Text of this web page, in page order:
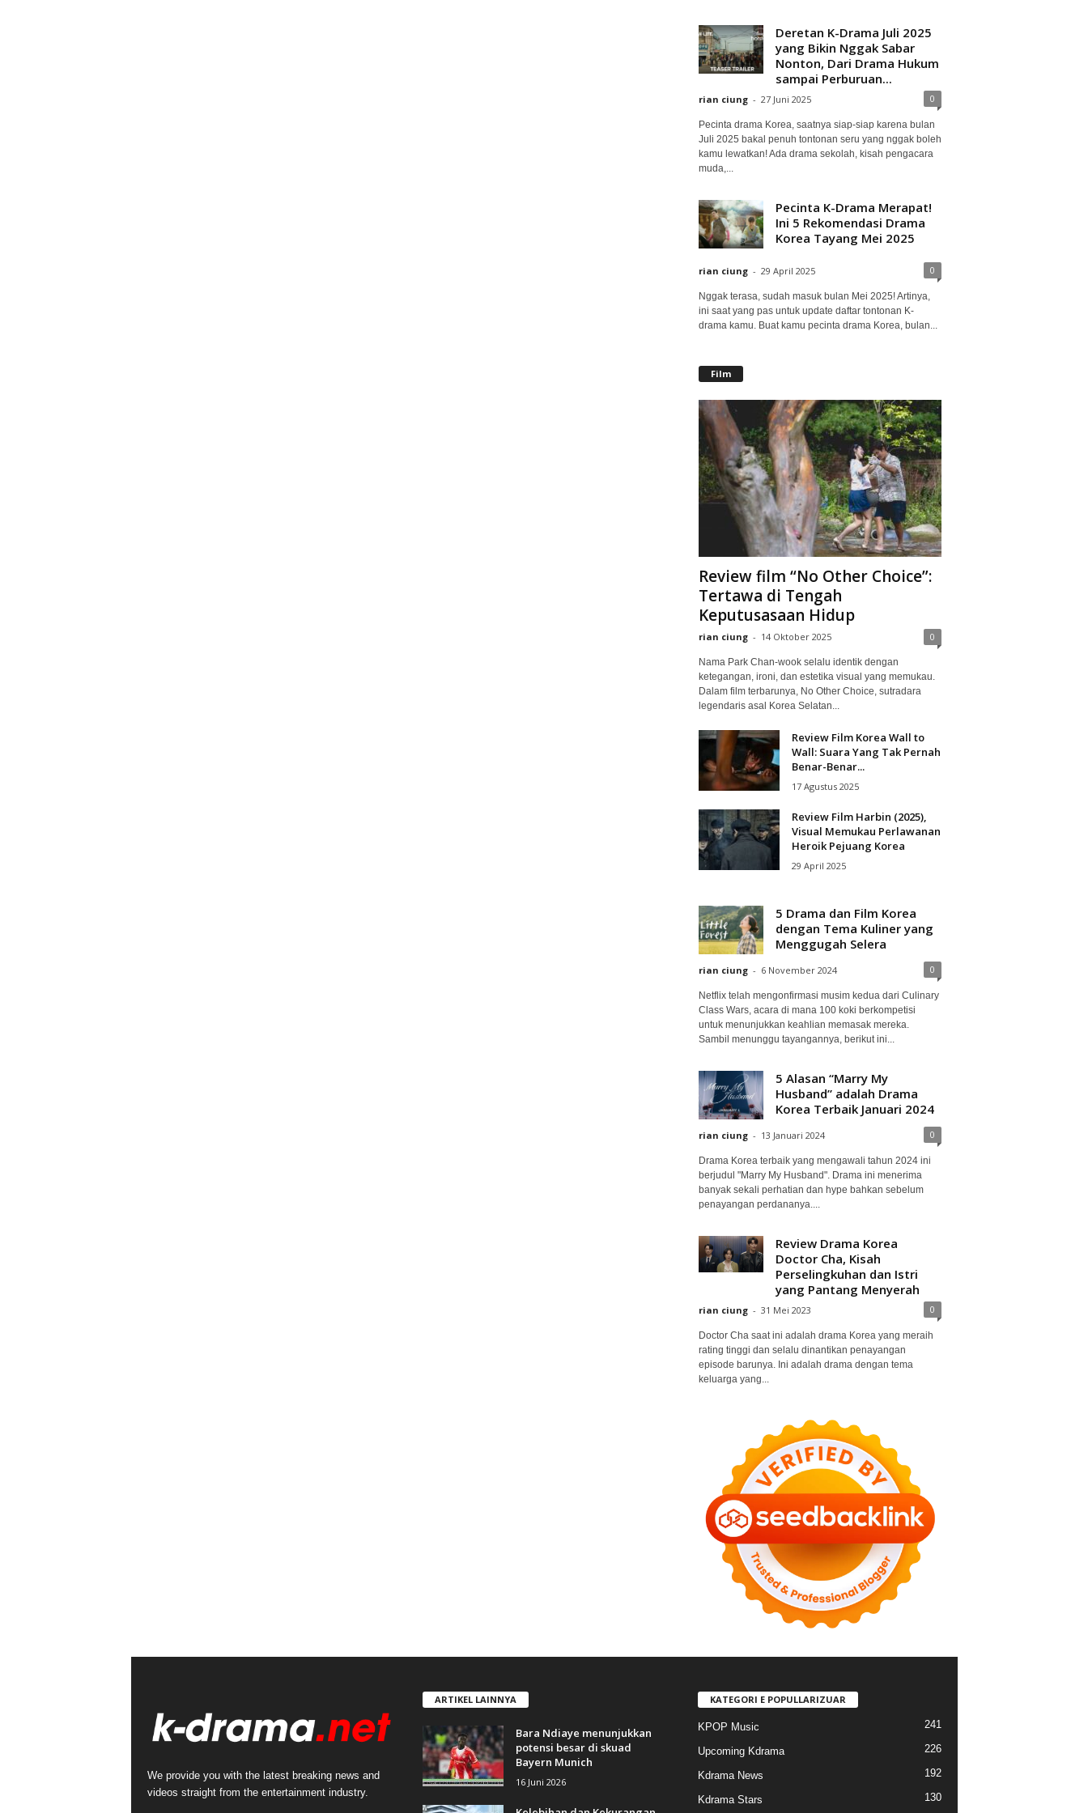
Deretan K-Drama Juli 2025
yang Bikin Nggak Sabar
Nonton, Dari Drama Hukum
sampai Perburuan...
rian ciung - 27 Juni 2025 0
Pecinta drama Korea, saatnya siap-siap karena bulan
Juli 2025 bakal penuh tontonan seru yang nggak boleh
kamu lewatkan! Ada drama sekolah, kisah pengacara
muda,...
Pecinta K-Drama Merapat!
Ini 5 Rekomendasi Drama
Korea Tayang Mei 2025
rian ciung - 29 April 2025 0
Nggak terasa, sudah masuk bulan Mei 2025! Artinya,
ini saat yang pas untuk update daftar tontonan K-
drama kamu. Buat kamu pecinta drama Korea, bulan...
Film
Review film “No Other Choice”:
Tertawa di Tengah
Keputusasaan Hidup
rian ciung - 14 Oktober 2025 0
Nama Park Chan-wook selalu identik dengan
ketegangan, ironi, dan estetika visual yang memukau.
Dalam film terbarunya, No Other Choice, sutradara
legendaris asal Korea Selatan...
Review Film Korea Wall to
Wall: Suara Yang Tak Pernah
Benar-Benar...
17 Agustus 2025
Review Film Harbin (2025),
Visual Memukau Perlawanan
Heroik Pejuang Korea
29 April 2025
5 Drama dan Film Korea
dengan Tema Kuliner yang
Menggugah Selera
rian ciung - 6 November 2024 0
Netflix telah mengonfirmasi musim kedua dari Culinary
Class Wars, acara di mana 100 koki berkompetisi
untuk menunjukkan keahlian memasak mereka.
Sambil menunggu tayangannya, berikut ini...
5 Alasan “Marry My
Husband” adalah Drama
Korea Terbaik Januari 2024
rian ciung - 13 Januari 2024 0
Drama Korea terbaik yang mengawali tahun 2024 ini
berjudul "Marry My Husband". Drama ini menerima
banyak sekali perhatian dan hype bahkan sebelum
penayangan perdananya....
Review Drama Korea
Doctor Cha, Kisah
Perselingkuhan dan Istri
yang Pantang Menyerah
rian ciung - 31 Mei 2023 0
Doctor Cha saat ini adalah drama Korea yang meraih
rating tinggi dan selalu dinantikan penayangan
episode barunya. Ini adalah drama dengan tema
keluarga yang...
We provide you with the latest breaking news and
videos straight from the entertainment industry.
ARTIKEL LAINNYA
Bara Ndiaye menunjukkan
potensi besar di skuad
Bayern Munich
16 Juni 2026
KATEGORI E POPULLARIZUAR
KPOP Music 241
Upcoming Kdrama 226
Kdrama News 192
Kdrama Stars 130